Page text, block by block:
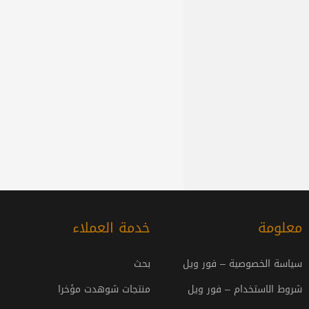
معلومة
سياسة الخصوصية – فور ويل
شروط الاستخدام – فور ويل
خدمة العملاء
بحث
منتجات شوهدت مؤخرا